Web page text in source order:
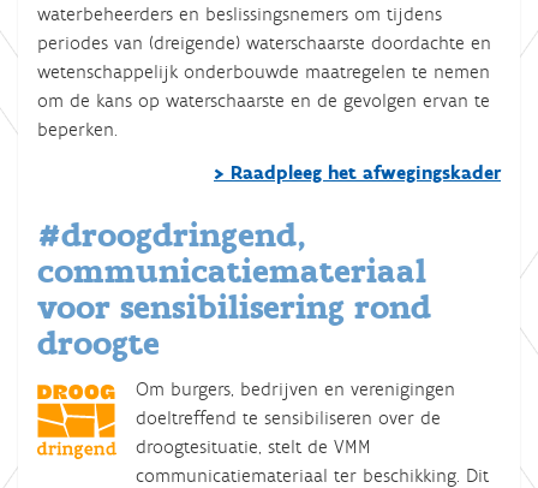
waterbeheerders en beslissingsnemers om tijdens
periodes van (dreigende) waterschaarste doordachte en
wetenschappelijk onderbouwde maatregelen te nemen
om de kans op waterschaarste en de gevolgen ervan te
beperken.
> Raadpleeg het afwegingskader
#droogdringend,
communicatiemateriaal
voor sensibilisering rond
droogte
Om burgers, bedrijven en verenigingen
doeltreffend te sensibiliseren over de
droogtesituatie, stelt de VMM
communicatiemateriaal ter beschikking. Dit